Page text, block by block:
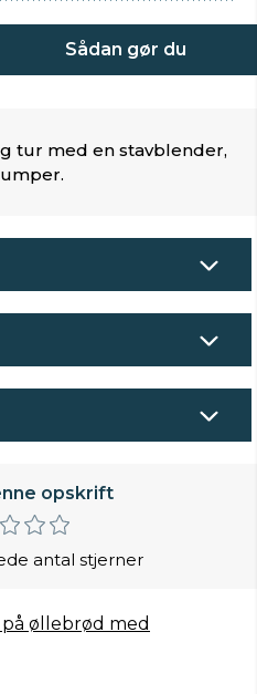
Sådan gør du
tur med en stavblender,
opskrift
antal stjerner
på øllebrød med